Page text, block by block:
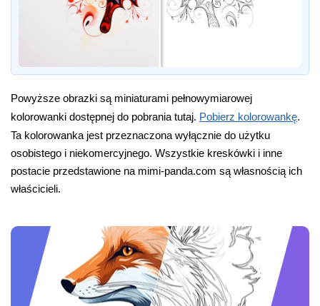
Powyższe obrazki są miniaturami pełnowymiarowej
kolorowanki dostępnej do pobrania tutaj. Pobierz kolorowankę.
Ta kolorowanka jest przeznaczona wyłącznie do użytku
osobistego i niekomercyjnego. Wszystkie kreskówki i inne
postacie przedstawione na mimi-panda.com są własnością ich
właścicieli.